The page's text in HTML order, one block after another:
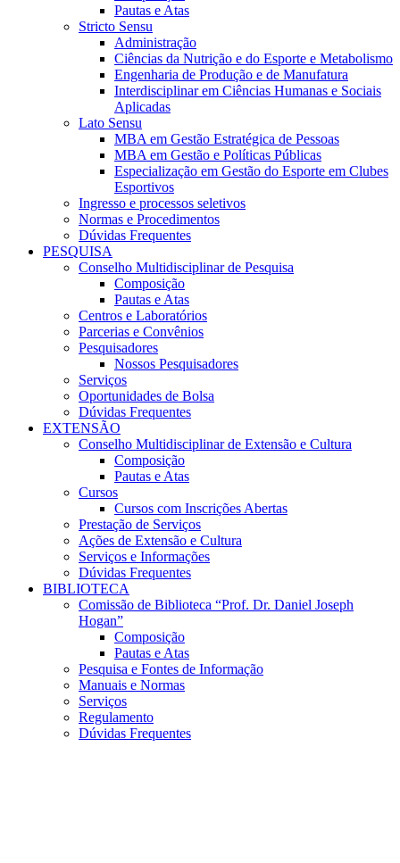
Pautas e Atas
Stricto Sensu
Administração
Ciências da Nutrição e do Esporte e Metabolismo
Engenharia de Produção e de Manufatura
Interdisciplinar em Ciências Humanas e Sociais
Aplicadas
Lato Sensu
MBA em Gestão Estratégica de Pessoas
MBA em Gestão e Políticas Públicas
Especialização em Gestão do Esporte em Clubes
Esportivos
Ingresso e processos seletivos
Normas e Procedimentos
Dúvidas Frequentes
PESQUISA
Conselho Multidisciplinar de Pesquisa
Composição
Pautas e Atas
Centros e Laboratórios
Parcerias e Convênios
Pesquisadores
Nossos Pesquisadores
Serviços
Oportunidades de Bolsa
Dúvidas Frequentes
EXTENSÃO
Conselho Multidisciplinar de Extensão e Cultura
Composição
Pautas e Atas
Cursos
Cursos com Inscrições Abertas
Prestação de Serviços
Ações de Extensão e Cultura
Serviços e Informações
Dúvidas Frequentes
BIBLIOTECA
Comissão de Biblioteca “Prof. Dr. Daniel Joseph
Hogan”
Composição
Pautas e Atas
Pesquisa e Fontes de Informação
Manuais e Normas
Serviços
Regulamento
Dúvidas Frequentes